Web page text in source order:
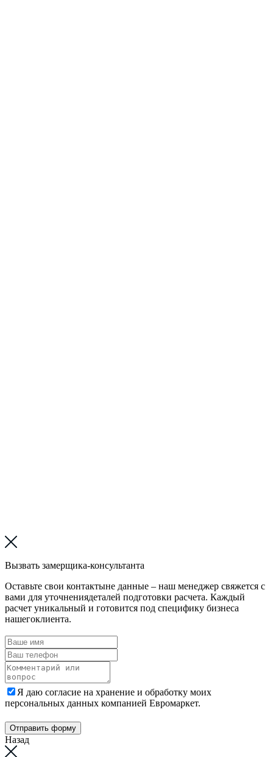
Вызвать замерщика-консультанта
Оставьте свои контактыне данные – наш менеджер свяжется с
вами для уточнениядеталей подготовки расчета. Каждый
расчет уникальный и готовится под специфику бизнеса
нашегоклиента.
Я даю согласие на хранение и обработку моих
персональных данных компанией Евромаркет.
Отправить форму
Назад